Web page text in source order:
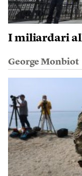
I miliardari
George Monbiot